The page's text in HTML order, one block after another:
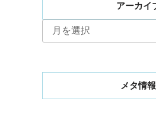
アーカイ
ー
メタ情報